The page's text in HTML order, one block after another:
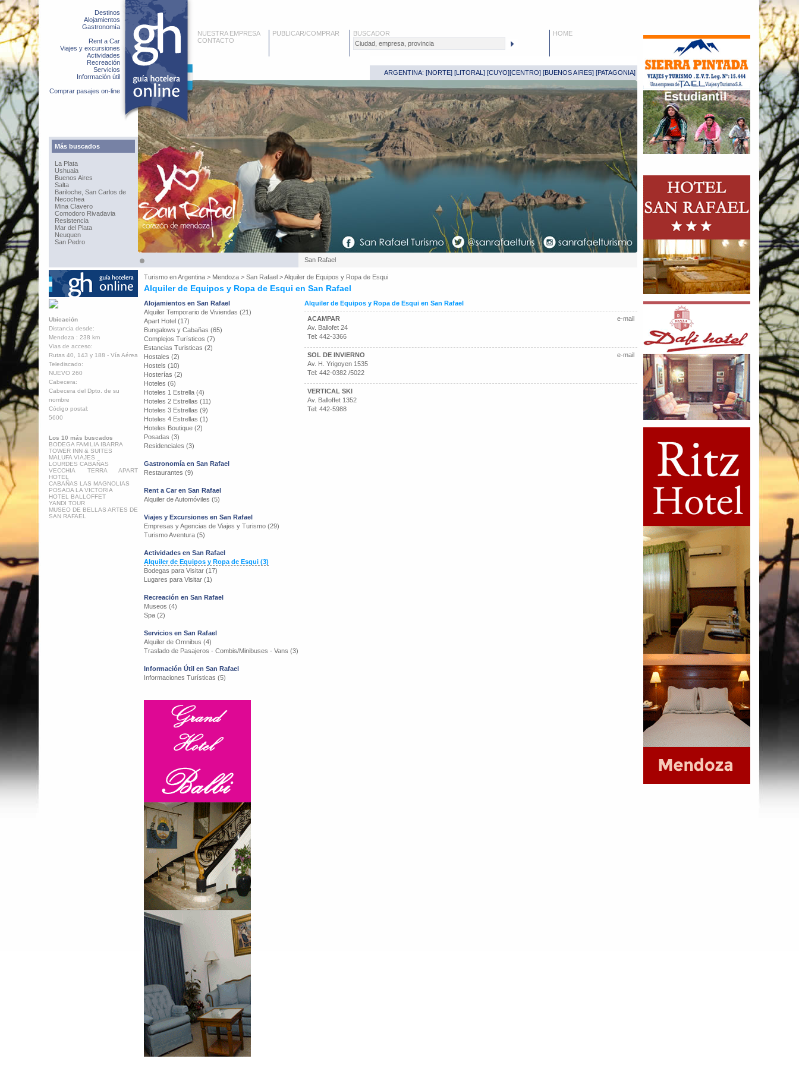
Destinos
Alojamientos
Gastronomía
Rent a Car
Viajes y excursiones
Actividades
Recreación
Servicios
Información útil
Comprar pasajes on-line
Más buscados
La Plata
Ushuaia
Buenos Aires
Salta
Bariloche, San Carlos de
Necochea
Mina Clavero
Comodoro Rivadavia
Resistencia
Mar del Plata
Neuquen
San Pedro
NUESTRA EMPRESA
CONTACTO
PUBLICAR/COMPRAR BUSCADOR HOME
ARGENTINA: [NORTE] [LITORAL ] [CUYO][CENTRO] [BUENOS AIRES] [PATAGONIA]
San Rafael
Turismo enArgentina > Mendoza > San Rafael >Alquiler de Equipos y Ropa de Esqui
Alquiler de Equipos y Ropa de Esqui en San Rafael
Ubicación
Distancia desde:
Mendoza : 238 km
Vias de acceso:
Rutas 40, 143 y 188 - Vía Aérea
Telediscado:
NUEVO 260
Cabecera:
Cabecera del Dpto. de su
nombre
Código postal:
5600
Los 10 más buscados
BODEGA FAMILIA IBARRA
TOWER INN & SUITES
MALUFA VIAJES
LOURDES CABAÑAS
VECCHIA TERRA APART
HOTEL
CABAÑAS LAS MAGNOLIAS
POSADA LA VICTORIA
HOTEL BALLOFFET
YANDI TOUR
MUSEO DE BELLAS ARTES DE
SAN RAFAEL
Alojamientos en San Rafael
Alquiler Temporario de Viviendas (21)
Apart Hotel (17)
Bungalows y Cabañas (65)
Complejos Turísticos (7)
Estancias Turisticas (2)
Hostales (2)
Hostels (10)
Hosterías (2)
Hoteles (6)
Hoteles 1 Estrella (4)
Hoteles 2 Estrellas (11)
Hoteles 3 Estrellas (9)
Hoteles 4 Estrellas (1)
Hoteles Boutique (2)
Posadas (3)
Residenciales (3)
Gastronomía en San Rafael
Restaurantes (9)
Rent a Car en San Rafael
Alquiler de Automóviles (5)
Viajes y Excursiones en San Rafael
Empresas y Agencias de Viajes y Turismo (29)
Turismo Aventura (5)
Actividades en San Rafael
Alquiler de Equipos y Ropa de Esqui (3)
Bodegas para Visitar (17)
Lugares para Visitar (1)
Recreación en San Rafael
Museos (4)
Spa (2)
Servicios en San Rafael
Alquiler de Omnibus (4)
Traslado de Pasajeros - Combis/Minibuses - Vans (3)
Información Útil en San Rafael
Informaciones Turísticas (5)
Alquiler de Equipos y Ropa de Esqui en San Rafael
e-mail
ACAMPAR
Av. Ballofet 24
Tel: 442-3366
e-mail
SOL DE INVIERNO
Av. H. Yrigoyen 1535
Tel: 442-0382 /5022
VERTICAL SKI
Av. Balloffet 1352
Tel: 442-5988